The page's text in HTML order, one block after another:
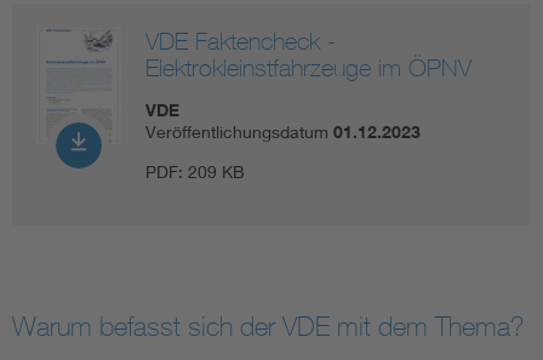
VDE Faktencheck -
Elektrokleinstfahrzeuge im ÖPNV
VDE
Veröffentlichungsdatum 01.12.2023
PDF: 209 KB
Warum befasst sich der VDE mit dem Thema?